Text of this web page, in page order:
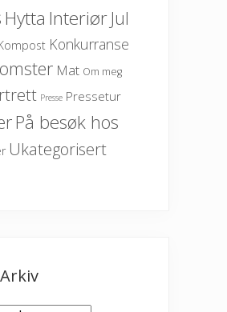
Hytta Interiør Jul
Konkurranse
Mat Om meg
Presse Pressetur
På besøk hos
Ukategorisert
Arkiv